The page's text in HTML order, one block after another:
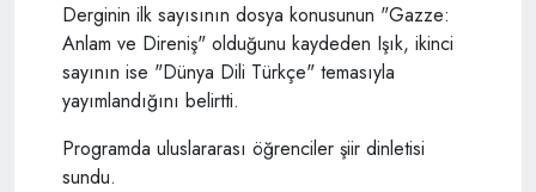
Derginin ilk sayısının dosya konusunun "Gazze:
Anlam ve Direniş" olduğunu kaydeden Işık, ikinci
sayının ise "Dünya Dili Türkçe" temasıyla
yayımlandığını belirtti.
Programda uluslararası öğrenciler şiir dinletisi
sundu.